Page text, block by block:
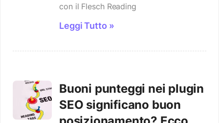
con il Flesch Reading
Leggi Tutto »
Buoni punteggi nei plugin
SEO significano buon